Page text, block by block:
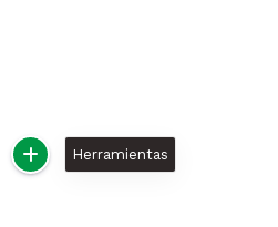
Herramientas